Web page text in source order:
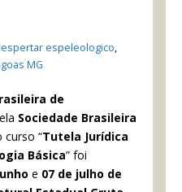
espeleologico,
MG
de
Sociedade Brasileira
curso “Tutela Jurídica
Básica” foi
e 07 de julho de